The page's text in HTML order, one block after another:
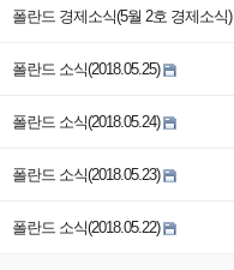
폴란드 경제소식(5월 2호 경제소식)
폴란드 소식(2018.05.25)
폴란드 소식(2018.05.24)
폴란드 소식(2018.05.23)
폴란드 소식(2018.05.22)